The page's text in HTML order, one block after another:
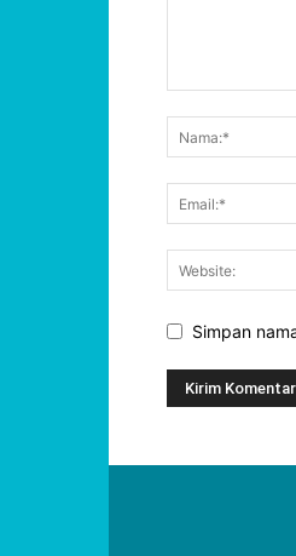
Simpan